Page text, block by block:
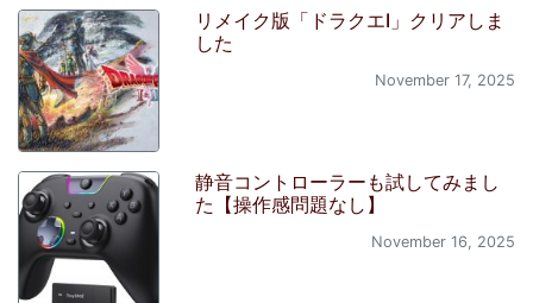
リメイク版「ドラクエI」クリアしま
した
November 17, 2025
静音コントローラーも試してみまし
た【操作感問題なし】
November 16, 2025